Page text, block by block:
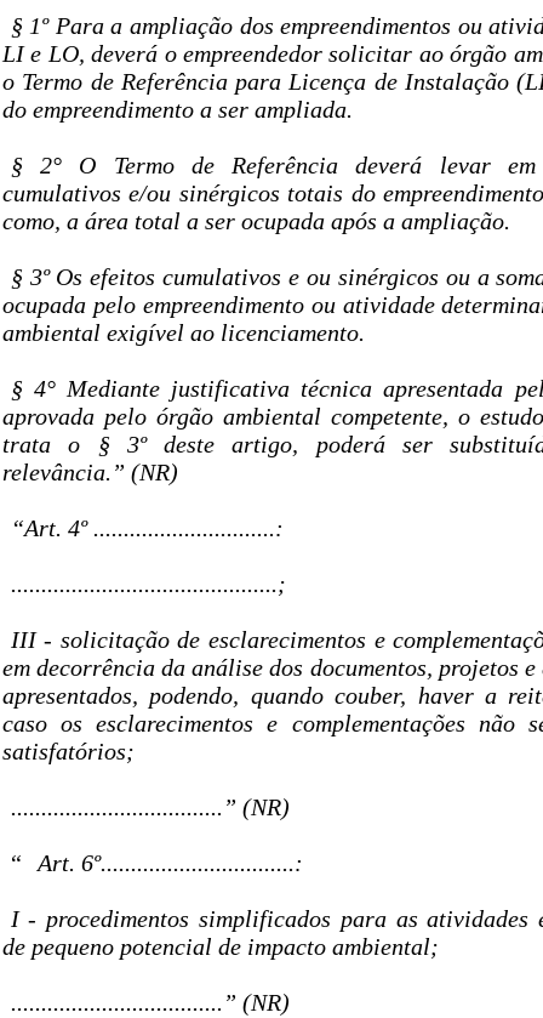
§ 1º Para a ampliação dos empreendimentos ou
LI e LO, deverá o empreendedor solicitar ao órgão
o Termo de Referência para Licença de Instalação
do empreendimento a ser ampliada.
§ 2° O Termo de Referência deverá levar
cumulativos e/ou sinérgicos totais do
como, a área total a ser ocupada após a ampliação.
§ 3º Os efeitos cumulativos e ou sinérgicos ou a
ocupada pelo empreendimento ou atividade
ambiental exigível ao licenciamento.
§ 4° Mediante justificativa técnica apresentada
aprovada pelo órgão ambiental competente, o
trata o § 3º deste artigo, poderá ser
relevância.” (NR)
“Art. 4º ..............................:
............................................;
III - solicitação de esclarecimentos e
em decorrência da análise dos documentos, projetos
apresentados, podendo, quando couber, haver a
caso os esclarecimentos e complementações não
satisfatórios;
...................................” (NR)
“ Art. 6º................................:
I - procedimentos simplificados para as atividades
de pequeno potencial de impacto ambiental;
...................................” (NR)